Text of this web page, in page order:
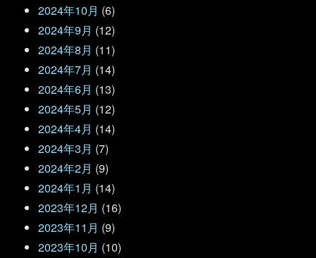
2024年10月 (6)
2024年9月 (12)
2024年8月 (11)
2024年7月 (14)
2024年6月 (13)
2024年5月 (12)
2024年4月 (14)
2024年3月 (7)
2024年2月 (9)
2024年1月 (14)
2023年12月 (16)
2023年11月 (9)
2023年10月 (10)